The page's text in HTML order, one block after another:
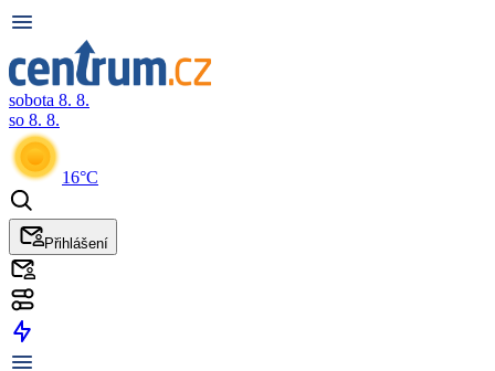
sobota 8. 8.
so 8. 8.
16°C
Přihlášení